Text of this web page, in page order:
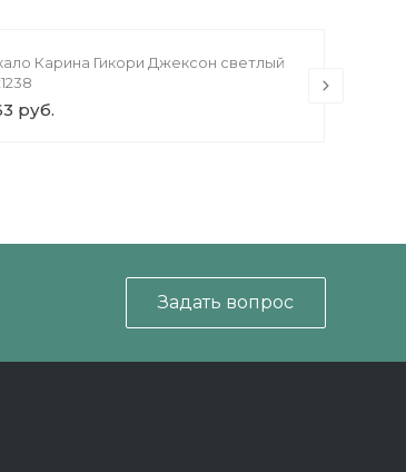
Карина Гикори Джексон светлый
руб.
Задать вопрос